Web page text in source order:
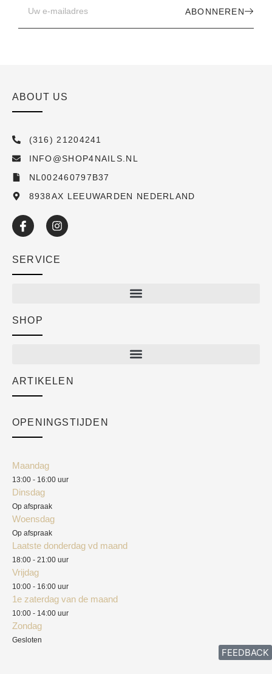
ABONNEREN
ABOUT US
(316) 21204241
INFO@SHOP4NAILS.NL
NL002460797B37
8938AX LEEUWARDEN NEDERLAND
SERVICE
Academy
SHOP
ARTIKELEN
OPENINGSTIJDEN
Maandag
13:00 - 16:00 uur
Dinsdag
Op afspraak
Woensdag
Op afspraak
Laatste donderdag vd maand
18:00 - 21:00 uur
Vrijdag
10:00 - 16:00 uur
1e zaterdag van de maand
10:00 - 14:00 uur
Zondag
Gesloten
FEEDBACK